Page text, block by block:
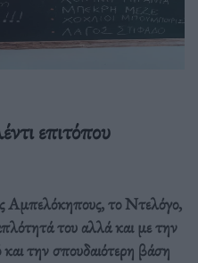
επιτόπου
το Ντελόγο,
του αλλά και με την
την σπουδαιότερη βάση